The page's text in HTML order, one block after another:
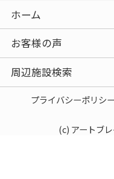
ホーム
お客様の声
周辺施設検索
プライバシーポリシー
(c) アートブ